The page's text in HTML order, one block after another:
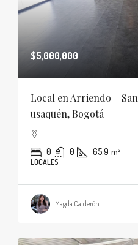
$5,000,000
Local en Arriendo –
usaquén, Bogotá
0 0 65.9 m²
LOCALES
Magda Calderón